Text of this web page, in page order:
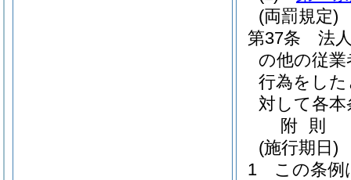
(両罰規定)
第37条
法
の他の従
行為をし
対して各
附 則
(施行期日)
1
この条例